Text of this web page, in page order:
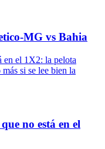
MG vs Bahia
el 1X2: la pelota
si se lee bien la
no está en el